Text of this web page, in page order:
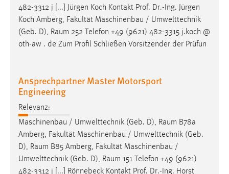
482-3312 j [...] Jürgen Koch Kontakt Prof. Dr.-Ing. Jürgen
Koch Amberg, Fakultät Maschinenbau / Umwelttechnik
(Geb. D), Raum 252 Telefon +49 (9621) 482-3315 j.koch @
oth-aw . de Zum Profil Schließen Vorsitzender der Prüfun
Ansprechpartner Master Motorsport
Engineering
Relevanz:
Maschinenbau / Umwelttechnik (Geb. D), Raum B78a
Amberg, Fakultät Maschinenbau / Umwelttechnik (Geb.
D), Raum B85 Amberg, Fakultät Maschinenbau /
Umwelttechnik (Geb. D), Raum 151 Telefon +49 (9621)
482-3312 j [...] Rönnebeck Kontakt Prof. Dr.-Ing. Horst
YouTube
Vimeo